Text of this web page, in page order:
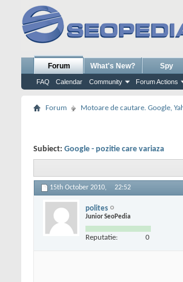
Forum
FAQ Calendar Community Forum Actions
What's New? Spy
Forum Motoare de cautare. Google,
Subiect: Google - pozitie care variaza
15th October 2010, 22:52
polites
Junior SeoPedia
Reputatie: 0